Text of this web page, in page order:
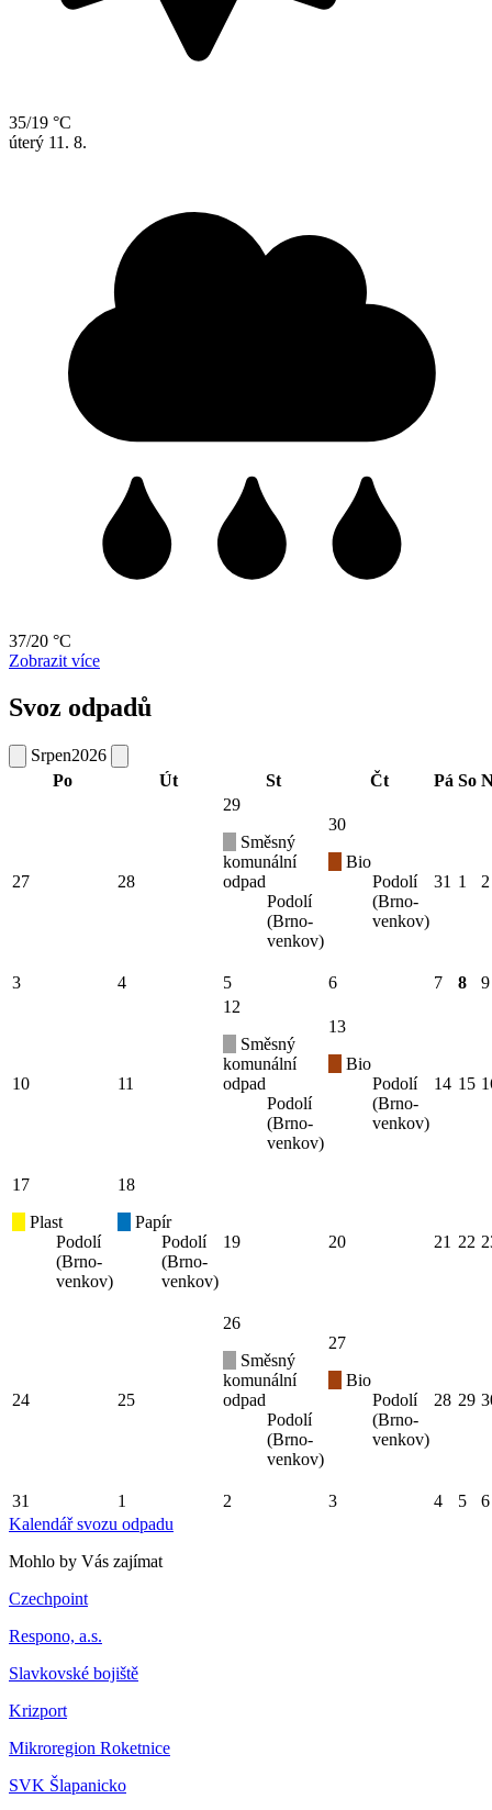
35/19 °C
úterý 11. 8.
37/20 °C
Zobrazit více
Svoz odpadů
Srpen2026
Po
Út St Čt Pá So
27 28
29
Směsný
komunální
odpad
Podolí
(Brno-
venkov)
30
Bio
Podolí
(Brno-
venkov)
31 1 2
3 4 5 6 7 8 9
10 11
12
Směsný
komunální
odpad
Podolí
(Brno-
venkov)
13
Bio
Podolí
(Brno-
venkov)
14 15
17
Plast
Podolí
(Brno-
venkov)
18
Papír
Podolí
(Brno-
venkov)
19 20 21 22
24 25
26
Směsný
komunální
odpad
Podolí
(Brno-
venkov)
27
Bio
Podolí
(Brno-
venkov)
28 29
31 1 2 3 4 5
6
Kalendář svozu odpadu
Mohlo by Vás zajímat
Czechpoint
Respono, a.s.
Slavkovské bojiště
Krizport
Mikroregion Roketnice
SVK Šlapanicko